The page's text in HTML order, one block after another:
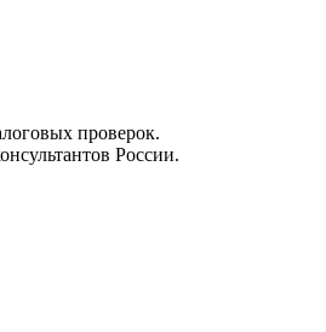
проверок.
России.